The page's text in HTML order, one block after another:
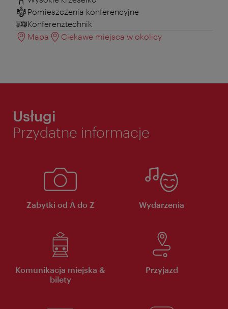
Pomieszczenia konferencyjne
Konferenztechnik
Mapa
Ciekawe miejsca w okolicy
Usługi
Przydatne informacje
Zabytki od A do Z Wydarzenia
Komunikacja miejska &
bilety
Przyjazd